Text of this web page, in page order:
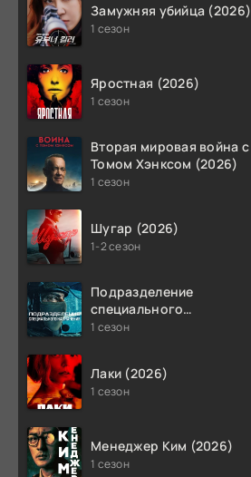
Замужняя убийца (2026)
1 сезон
Яростная (2026)
1 сезон
Вторая мировая война с
Томом Хэнксом (2026)
1 сезон
Шугар (2026)
1-2 сезон
Подразделение
специального
назначения (2026)
1 сезон
Лаки (2026)
1 сезон
Менеджер Ким (2026)
1 сезон